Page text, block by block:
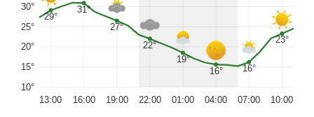
10°
15°
20°
25°
30°
29°
31°
27°
22°
19°
16°
16°
23°
13:00 16:00 19:00 22:00 01:00 04:00 07:00 10:00